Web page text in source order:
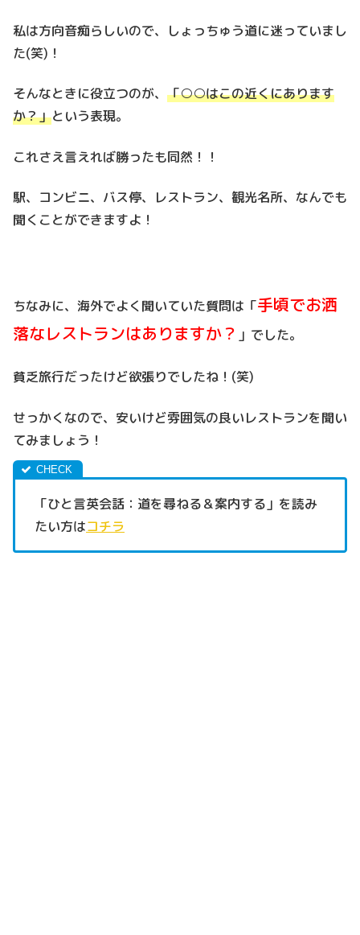
私は方向音痴らしいので、しょっちゅう道に迷っていまし
た(笑)！
そんなときに役立つのが、 「○○はこの近くにあります
か？」という表現。
これさえ言えれば勝ったも同然！！
駅、コンビニ、バス停、レストラン、観光名所、なんでも
聞くことができますよ！
ちなみに、海外でよく聞いていた質問は「手頃でお洒
落なレストランはありますか？ 」でした。
貧乏旅行だったけど欲張りでしたね！(笑)
せっかくなので、安いけど雰囲気の良いレストランを聞い
てみましょう！
「ひと言英会話：道を尋ねる＆案内する」を読み
たい方はコチラ